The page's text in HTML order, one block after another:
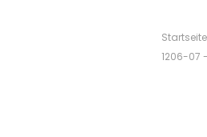
Startseite
1206-07